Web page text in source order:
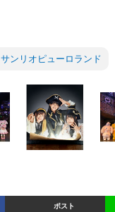
サンリオピューロランド
ポスト